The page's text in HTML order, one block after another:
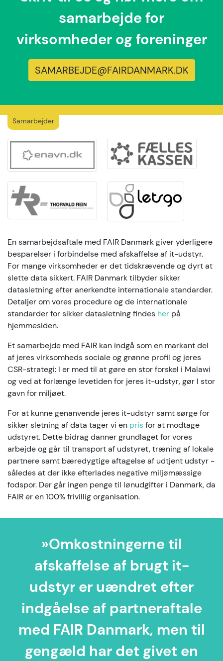
samarbejde for
virksomheder og foreninger
SAMARBEJDE@FAIRDANMARK.DK
Samarbejder
En samarbejdsaftale med FAIR Danmark giver yderligere
besparelser i forbindelse med afskaffelse af it-udstyr.
For mange virksomheder er det tidskrævende og dyrt at
slette data sikkert. FAIR Danmark tilbyder sikker
datasletning efter anerkendte internationale standarder.
Detaljer om vores procedure og de internationale
standarder for sikker datasletning findes her på
hjemmesiden.
Et samarbejde med FAIR kan indgå som en markant del
af jeres virksomheds sociale og grønne profil og jeres
CSR-strategi: I er med til at gøre en stor forskel i Malawi
og ved at forlænge levetiden for jeres it-udstyr, gør I stor
gavn for miljøet.
For at kunne genanvende jeres it-udstyr samt sørge for
sikker sletning af data tager vi en prisfor at modtage
udstyret. Dette bidrag danner grundlaget for vores
arbejde og går til transport af udstyret, træning af lokale
partnere samt bæredygtige aftagelse af udtjent udstyr -
således at der ikke efterlades negative miljømæssige
fodspor. Der går ingen penge til lønudgifter i Danmark, da
FAIR er en 100% frivillig organisation.
»Omkostningerne til
afskaffelse af brugt it-
udstyr er uændret efter
indgåelse af partneraftale
med FAIR Danmark, men til
gengæld har det givet en